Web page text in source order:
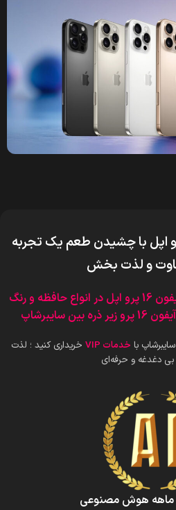
با چشیدن طعم یک تجربه
و لذت بخش
راهنمای جامع خرید گوشی آیفون 16 پرو اپل در انواع حافظه و رنگ
خدمات VIP
خریداری کنید ؛ لذت
دغدغه و حرفه‌ای